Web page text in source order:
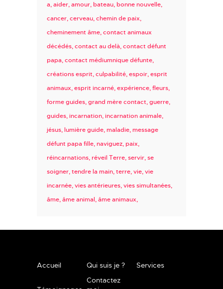
a aider amour bateau bonne nouvelle
cancer cerveau chemin de paix
cheminement âme contact animaux
décédés contact au delà contact défunt
papa contact médiumnique défunte
créations esprit culpabilité espoir esprit
animaux esprit incarné expérience fleurs
forme guides grand mère contact guerre
guides incarnation incarnation animale
jésus lumière guide maladie message
défunt papa fille naviguez paix
réincarnations réveil Terre servir se
soigner tendre la main terre vie vie
incarnée vies antérieures vies simultanées
âme âme animal âme animaux
Accueil Qui suis je ? Services
Contactez